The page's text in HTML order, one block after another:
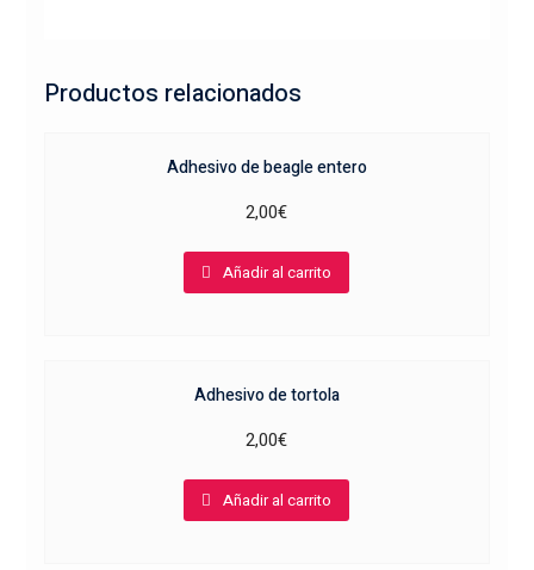
Productos relacionados
Adhesivo de beagle entero
2,00€
Añadir al carrito
Adhesivo de tortola
2,00€
Añadir al carrito